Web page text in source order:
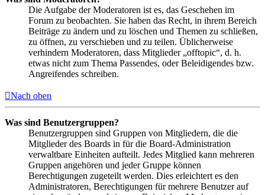
Die Aufgabe der Moderatoren ist es, das Geschehen im
Forum zu beobachten. Sie haben das Recht, in ihrem Bereich
Beiträge zu ändern und zu löschen und Themen zu schließen,
zu öffnen, zu verschieben und zu teilen. Üblicherweise
verhindern Moderatoren, dass Mitglieder „offtopic“, d. h.
etwas nicht zum Thema Passendes, oder Beleidigendes bzw.
Angreifendes schreiben.
Nach oben
Was sind Benutzergruppen?
Benutzergruppen sind Gruppen von Mitgliedern, die die
Mitglieder des Boards in für die Board-Administration
verwaltbare Einheiten aufteilt. Jedes Mitglied kann mehreren
Gruppen angehören und jeder Gruppe können
Berechtigungen zugeteilt werden. Dies erleichtert es den
Administratoren, Berechtigungen für mehrere Benutzer auf